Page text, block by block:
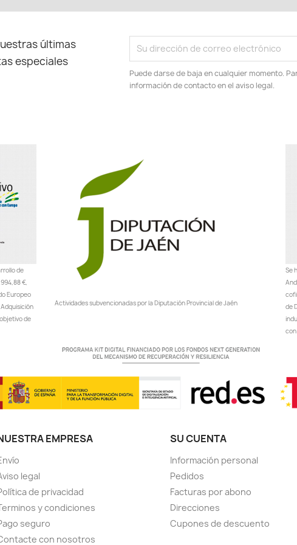
últimas
especiales
Puede darse de baja en cualquier momento.
información de contacto en el aviso legal.
de
€,
Europeo
de
Actividades subvencionadas por la Diputación Provincial de Jaén
Se
de
EMPRESA
legal
de privacidad
y condiciones
seguro
con nosotros
SU CUENTA
Información personal
Pedidos
Facturas por abono
Direcciones
Cupones de descuento